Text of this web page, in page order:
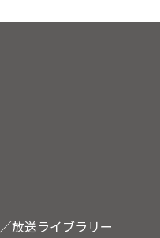
、院長命令により担当を
病が発症し、患者の体は
い、仮面ライダーエグゼ
仮面ライダーの適合者は
放送ライブラリー